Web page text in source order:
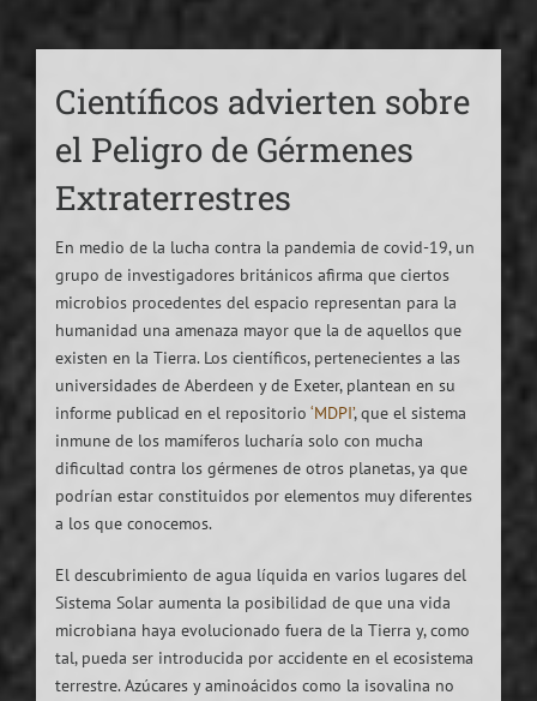
Científicos advierten sobre
el Peligro de Gérmenes
Extraterrestres
En medio de la lucha contra la pandemia de covid-19, un
grupo de investigadores británicos afirma que ciertos
microbios procedentes del espacio representan para la
humanidad una amenaza mayor que la de aquellos que
existen en la Tierra. Los científicos, pertenecientes a las
universidades de Aberdeen y de Exeter, plantean en su
informe publicad en el repositorio ‘MDPI’, que el sistema
inmune de los mamíferos lucharía solo con mucha
dificultad contra los gérmenes de otros planetas, ya que
podrían estar constituidos por elementos muy diferentes
a los que conocemos.
El descubrimiento de agua líquida en varios lugares del
Sistema Solar aumenta la posibilidad de que una vida
microbiana haya evolucionado fuera de la Tierra y, como
tal, pueda ser introducida por accidente en el ecosistema
terrestre. Azúcares y aminoácidos como la isovalina no